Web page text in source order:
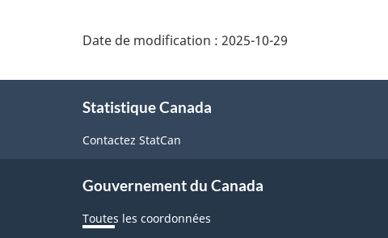
Date de modification : 2025-10-29
Statistique Canada
Contactez StatCan
Gouvernement du Canada
Toutes les coordonnées